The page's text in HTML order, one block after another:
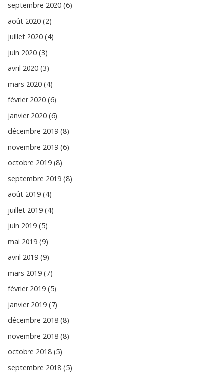
septembre 2020 (6)
août 2020 (2)
juillet 2020 (4)
juin 2020 (3)
avril 2020 (3)
mars 2020 (4)
février 2020 (6)
janvier 2020 (6)
décembre 2019 (8)
novembre 2019 (6)
octobre 2019 (8)
septembre 2019 (8)
août 2019 (4)
juillet 2019 (4)
juin 2019 (5)
mai 2019 (9)
avril 2019 (9)
mars 2019 (7)
février 2019 (5)
janvier 2019 (7)
décembre 2018 (8)
novembre 2018 (8)
octobre 2018 (5)
septembre 2018 (5)